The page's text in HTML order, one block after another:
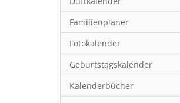
Familienplaner
Fotokalender
Geburtstagskalender
Kalenderbücher